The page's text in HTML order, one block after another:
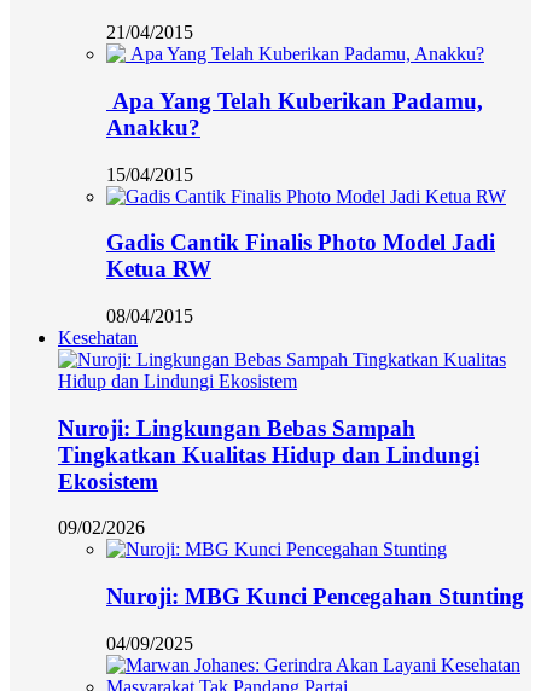
21/04/2015
Apa Yang Telah Kuberikan Padamu,
Anakku?
15/04/2015
Gadis Cantik Finalis Photo Model Jadi
Ketua RW
08/04/2015
Kesehatan
Nuroji: Lingkungan Bebas Sampah
Tingkatkan Kualitas Hidup dan Lindungi
Ekosistem
09/02/2026
Nuroji: MBG Kunci Pencegahan Stunting
04/09/2025